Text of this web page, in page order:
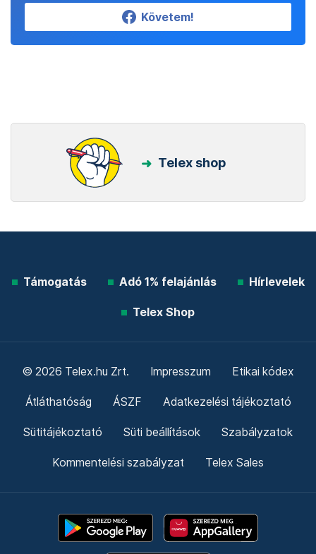
Követem!
Telex shop
Támogatás Adó 1% felajánlás Hírlevelek
Telex Shop
© 2026 Telex.hu Zrt. Impresszum Etikai kódex
Átláthatóság ÁSZF Adatkezelési tájékoztató
Sütitájékoztató Süti beállítások Szabályzatok
Kommentelési szabályzat Telex Sales